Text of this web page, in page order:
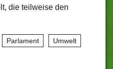
die teilweise den
Parlament Umwelt